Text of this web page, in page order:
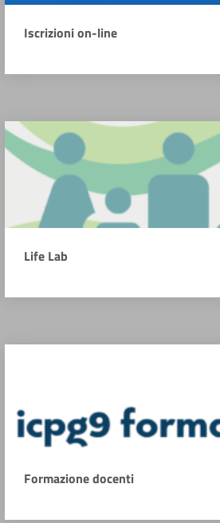
Iscrizioni on-line
Life Lab
Formazione docenti